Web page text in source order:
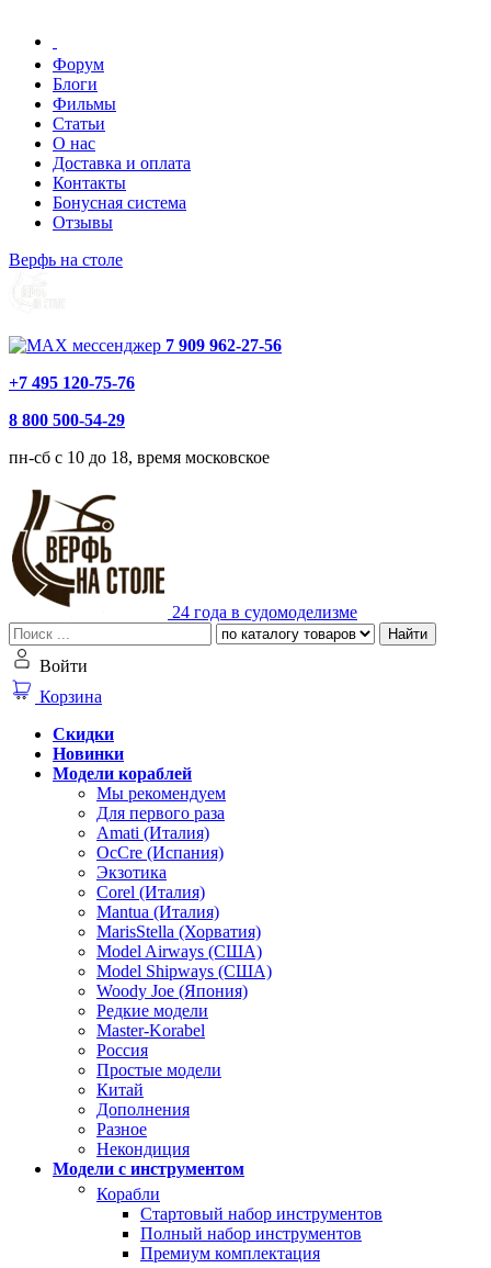
Форум
Блоги
Фильмы
Статьи
О нас
Доставка и оплата
Контакты
Бонусная система
Отзывы
Верфь на столе
7 909 962-27-56
+7 495 120-75-76
8 800 500-54-29
пн-сб с 10 до 18, время московское
24 года в судомоделизме
Найти
Войти
Корзина
Скидки
Новинки
Модели кораблей
Мы рекомендуем
Для первого раза
Amati (Италия)
OcCre (Испания)
Экзотика
Corel (Италия)
Mantua (Италия)
MarisStella (Хорватия)
Model Airways (США)
Model Shipways (США)
Woody Joe (Япония)
Редкие модели
Master-Korabel
Россия
Простые модели
Китай
Дополнения
Разное
Некондиция
Модели с инструментом
Корабли
Стартовый набор инструментов
Полный набор инструментов
Премиум комплектация